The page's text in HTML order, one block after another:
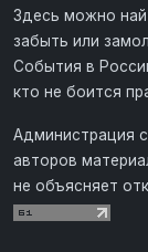
Здесь можно
забыть или
События в
кто не боится
Администрация
авторов
не объясняет